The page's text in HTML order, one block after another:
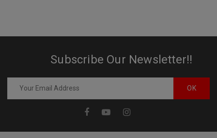
Subscribe Our Newsletter!!